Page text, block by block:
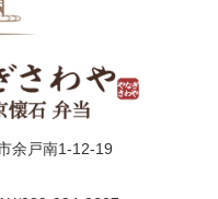
余戸南1-12-19